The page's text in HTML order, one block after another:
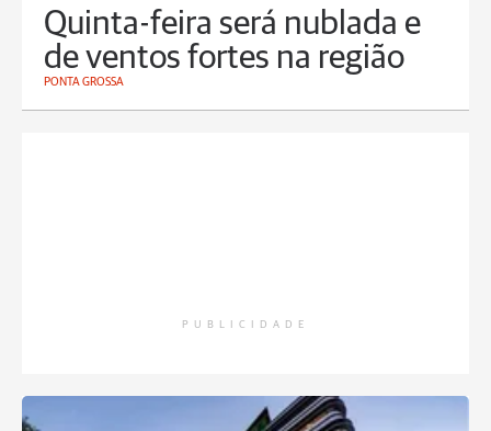
Quinta-feira será nublada e
de ventos fortes na região
PONTA GROSSA
PUBLICIDADE